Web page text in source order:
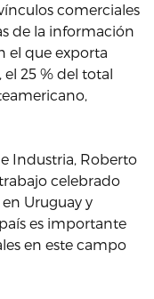
comerciales
de la información
el que exporta
25 % del total
Industria, Roberto
celebrado
Uruguay y
es importante
en este campo